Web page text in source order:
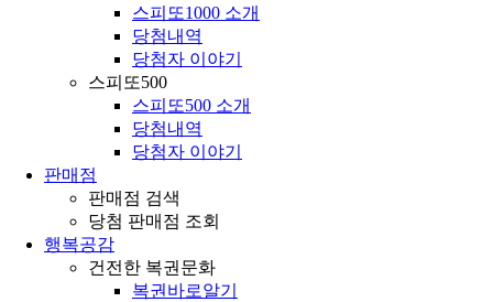
스피또1000 소개
당첨내역
당첨자 이야기
스피또500
스피또500 소개
당첨내역
당첨자 이야기
판매점
판매점 검색
당첨 판매점 조회
행복공감
건전한 복권문화
복권바로알기